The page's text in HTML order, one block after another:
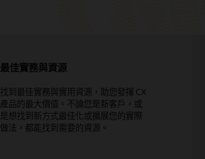
最佳實務與資源
找到最佳實務與實用資源，助您發揮 CX
產品的最大價值。不論您是新客戶，或
是想找到新方式最佳化或擴展您的實際
做法，都能找到需要的資源。